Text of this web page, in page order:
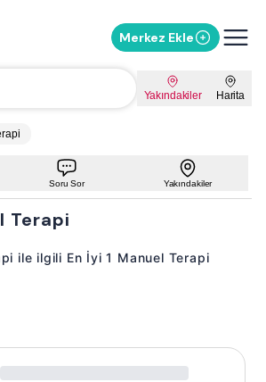
Merkez Ekle
Yakındakiler Harita
Soru Sor Yakındakiler
Terapi
ile ilgili En İyi 1 Manuel Terapi